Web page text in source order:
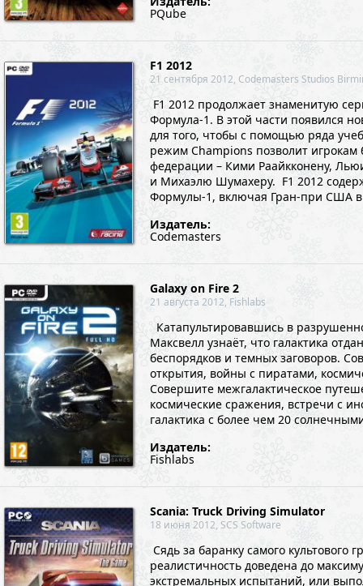
PQube
F1 2012
21 сентября 2012, Codemasters Studios
F1 2012 продолжает знаменитую
Формула-1. В этой части появился
для того, чтобы с помощью ряда
режим Champions позволит
федерации – Кими Раайкконену,
и Михаэлю Шумахеру. F1 2012
Формулы-1, включая Гран-при США в
Издатель:
Codemasters
Galaxy on Fire 2
21 августа 2012, Fishlabs
Катапультировавшись в
Максвелл узнаёт, что галактика
беспорядков и темных заговоров.
открытия, войны с пиратами,
Совершите межгалактическое
космические сражения, встречи с
галактика с более чем 20
Издатель:
Fishlabs
Scania: Truck Driving Simulator
18 июня 2012, SCS Software
Сядь за баранку самого культового
реалистичность доведена до
экстремальных испытаний, или